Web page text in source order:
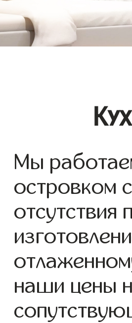
Мы
островком
отсутствия
наши цены